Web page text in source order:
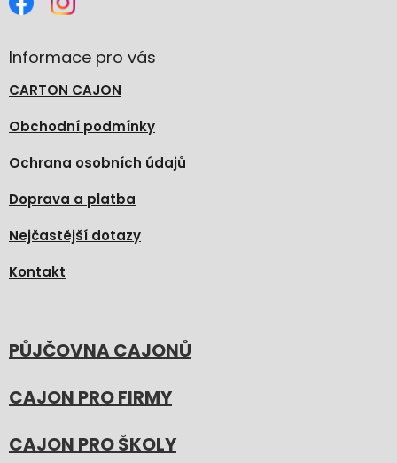
Informace pro vás
CARTON CAJON
Obchodní podmínky
Ochrana osobních údajů
Doprava a platba
Nejčastější dotazy
Kontakt
PŮJČOVNA CAJONŮ
CAJON PRO FIRMY
CAJON PRO ŠKOLY